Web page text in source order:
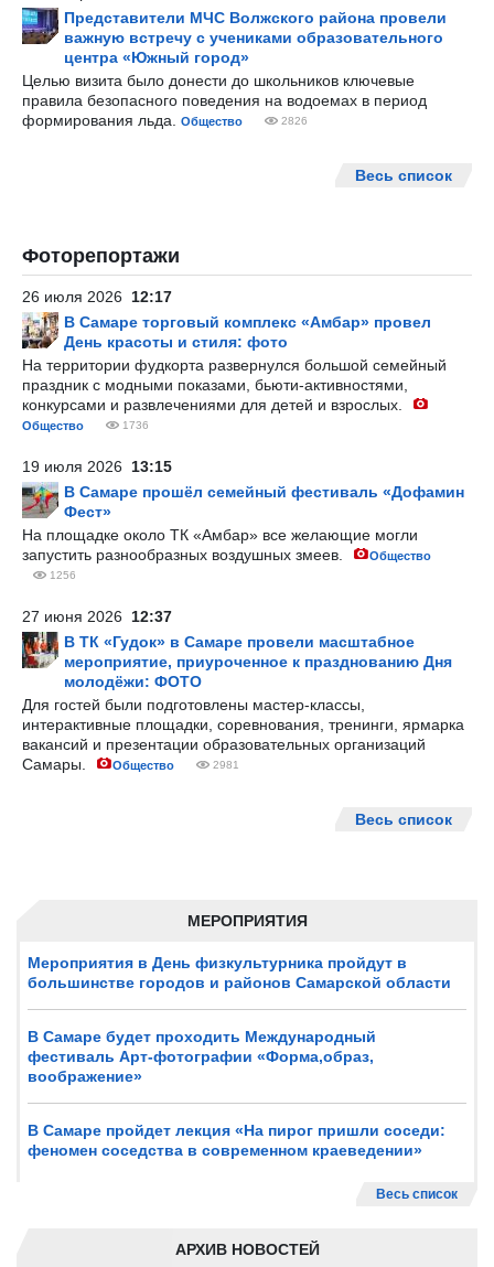
МЕРОПРИЯТИЯ
Мероприятия в День физкультурника пройдут в
большинстве городов и районов Самарской области
В Самаре будет проходить Международный
фестиваль Арт-фотографии «Форма,образ,
воображение»
В Самаре пройдет лекция «На пирог пришли соседи:
феномен соседства в современном краеведении»
Весь список
АРХИВ НОВОСТЕЙ
Представители МЧС Волжского района провели
важную встречу с учениками образовательного
центра «Южный город»
Целью визита было донести до школьников ключевые
правила безопасного поведения на водоемах в период
формирования льда.
Общество 2826
Весь список
Фоторепортажи
26 июля 2026 12:17
В Самаре торговый комплекс «Амбар» провел
День красоты и стиля: фото
На территории фудкорта развернулся большой семейный
праздник с модными показами, бьюти-активностями,
конкурсами и развлечениями для детей и взрослых.
Общество 1736
19 июля 2026 13:15
В Самаре прошёл семейный фестиваль «Дофамин
Фест»
На площадке около ТК «Амбар» все желающие могли
запустить разнообразных воздушных змеев.
Общество
1256
27 июня 2026 12:37
В ТК «Гудок» в Самаре провели масштабное
мероприятие, приуроченное к празднованию Дня
молодёжи: ФОТО
Для гостей были подготовлены мастер-классы,
интерактивные площадки, соревнования, тренинги, ярмарка
вакансий и презентации образовательных организаций
Самары.
Общество 2981
Весь список